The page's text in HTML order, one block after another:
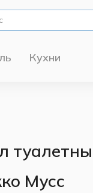
Кухни
Мусс